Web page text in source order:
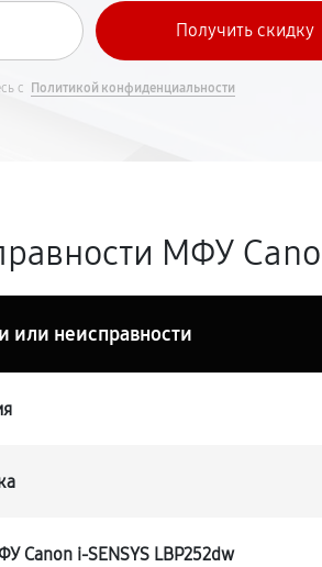
с Политикой конфиденциальности
МФУ
или неисправности
Canon i-SENSYS LBP252dw